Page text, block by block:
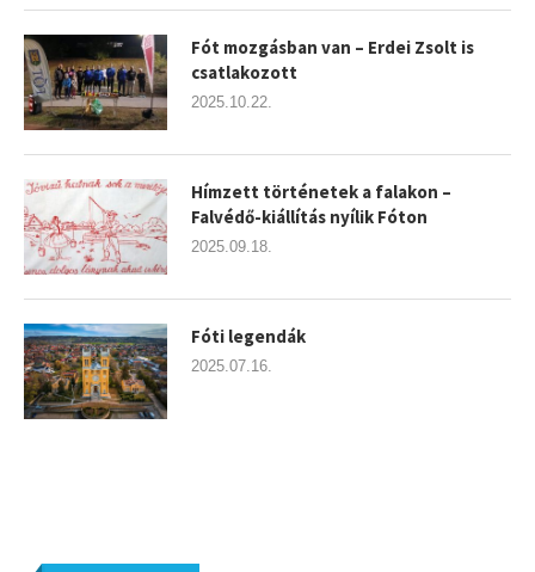
Fót mozgásban van – Erdei Zsolt is
csatlakozott
2025.10.22.
Hímzett történetek a falakon –
Falvédő-kiállítás nyílik Fóton
2025.09.18.
Fóti legendák
2025.07.16.